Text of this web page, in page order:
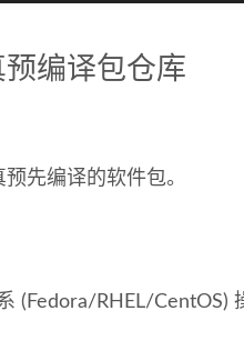
预编译包仓库
先编译的软件包。
RHEL/CentOS)